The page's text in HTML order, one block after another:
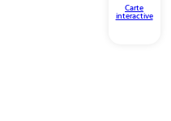
Carte
interactive